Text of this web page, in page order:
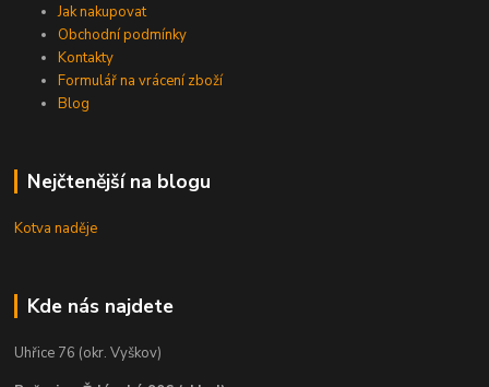
Jak nakupovat
Obchodní podmínky
Kontakty
Formulář na vrácení zboží
Blog
Nejčtenější na blogu
Kotva naděje
Kde nás najdete
Uhřice 76 (okr. Vyškov)